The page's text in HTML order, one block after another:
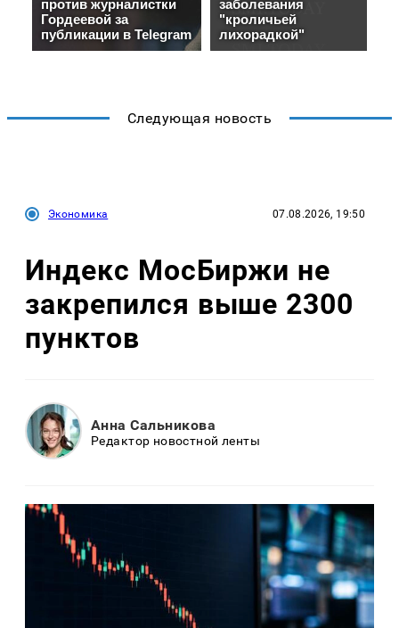
Следующая новость
Экономика 07.08.2026, 19:50
Индекс МосБиржи не
закрепился выше 2300
пунктов
Анна Сальникова
Редактор новостной ленты